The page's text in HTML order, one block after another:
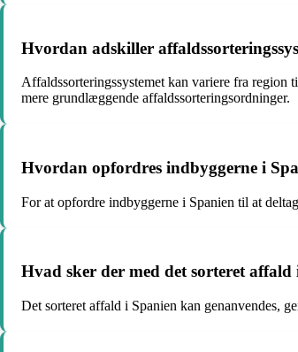
Hvordan adskiller
Affaldssorteringssystemet kan variere fra region
mere grundlæggende affaldssorteringsordninger.
Hvordan opfordres indbyggerne i
For at opfordre indbyggerne i Spanien til at
Hvad sker der med det sorteret affald
Det sorteret affald i Spanien kan genanvendes,